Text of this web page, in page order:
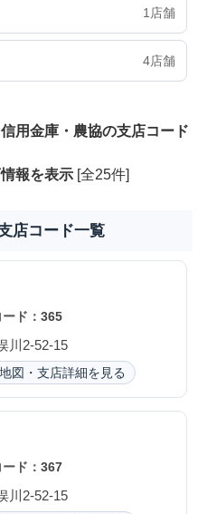
1店舗
4店舗
用金庫・農協の支店コード
報を表示 [全25件]
店コード一覧
ード：365
川2-52-15
図・支店詳細を見る
ード：367
川2-52-15